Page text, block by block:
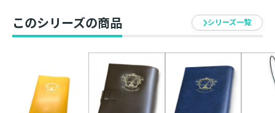
このシリーズの商品 シリーズ一覧